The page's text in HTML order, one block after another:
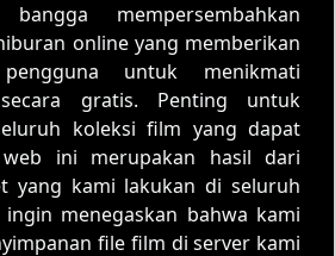
mempersembahkan
online yang memberikan
untuk menikmati
gratis. Penting untuk
koleksi film yang dapat
ini merupakan hasil dari
yang kami lakukan di seluruh
menegaskan bahwa kami
file film di server kami